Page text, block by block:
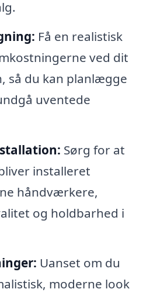
Få en realistisk
ved dit
så du kan planlægge
uventede
Sørg for at
installeret
håndværkere,
og holdbarhed i
Uanset om du
moderne look